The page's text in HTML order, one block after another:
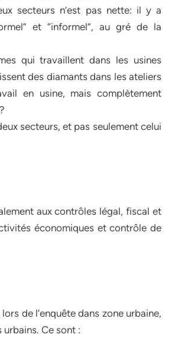
secteurs n’est pas nette: il y a
et “informel”, au gré de la
qui travaillent dans les usines
des diamants dans les ateliers
en usine, mais complètement
secteurs, et pas seulement celui
aux contrôles légal, fiscal et
économiques et contrôle de
de l’enquête dans zone urbaine,
Ce sont :